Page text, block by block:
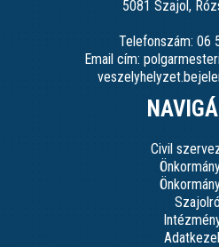
5081 Szajol,
Telefonszám: 06
Email cím:
Civil